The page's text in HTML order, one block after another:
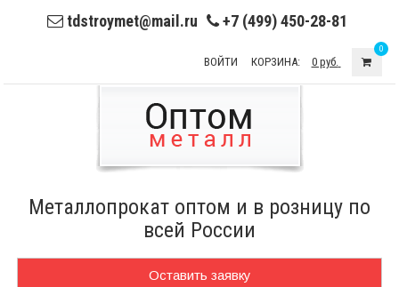
tdstroymet@mail.ru +7 (499) 450-28-81
ВОЙТИ КОРЗИНА: 0 руб.
0
Металлопрокат оптом и в розницу по
всей России
Оставить заявку